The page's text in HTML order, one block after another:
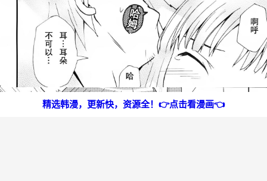
精选韩漫，更新快，资源全！👉点击看漫画👈